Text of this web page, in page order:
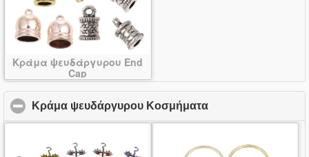
Κράμα ψευδάργυρου End
Cap
Κράμα ψευδάργυρου Κοσμήματα